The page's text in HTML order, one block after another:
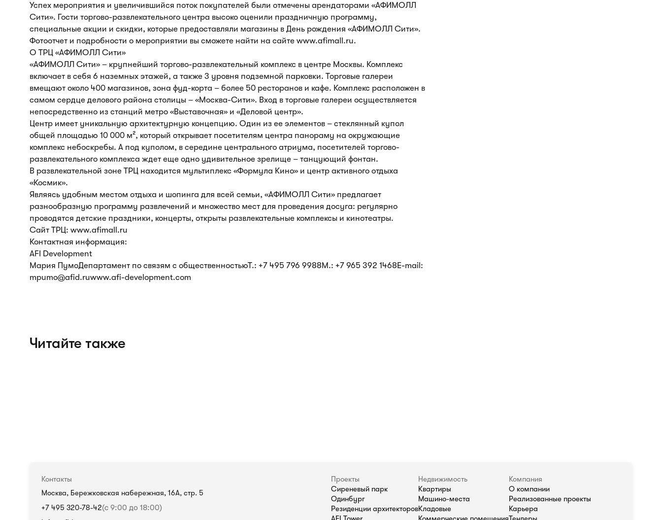
Успех мероприятия и увеличившийся поток покупателей были отмечены арендаторами «АФИМОЛЛ
Сити». Гости торгово-развлекательного центра высоко оценили праздничную программу,
специальные акции и скидки, которые предоставляли магазины в День рождения «АФИМОЛЛ Сити».
Фотоотчет и подробности о мероприятии вы сможете найти на сайте www.afimall.ru.
О ТРЦ «АФИМОЛЛ Сити»
«АФИМОЛЛ Сити» – крупнейший торгово-развлекательный комплекс в центре Москвы. Комплекс
включает в себя 6 наземных этажей, а также 3 уровня подземной парковки. Торговые галереи
вмещают около 400 магазинов, зона фуд-корта – более 50 ресторанов и кафе. Комплекс расположен в
самом сердце делового района столицы – «Москва-Сити». Вход в торговые галереи осуществляется
непосредственно из станций метро «Выставочная» и «Деловой центр».
Центр имеет уникальную архитектурную концепцию. Один из ее элементов – стеклянный купол
общей площадью 10 000 м², который открывает посетителям центра панораму на окружающие
комплекс небоскребы. А под куполом, в середине центрального атриума, посетителей торгово-
развлекательного комплекса ждет еще одно удивительное зрелище – танцующий фонтан.
В развлекательной зоне ТРЦ находится мультиплекс «Формула Кино» и центр активного отдыха
«Космик».
Являясь удобным местом отдыха и шопинга для всей семьи, «АФИМОЛЛ Сити» предлагает
разнообразную программу развлечений и множество мест для проведения досуга: регулярно
проводятся детские праздники, концерты, открыты развлекательные комплексы и кинотеатры.
Сайт ТРЦ: www.afimall.ru
Контактная информация:
AFI Development
Мария ПумоДепартамент по связям с общественностьюТ.: +7 495 796 9988М.: +7 965 392 1468E-mail:
mpumo@afid.ruwww.afi-development.com
Читайте также
Контакты
Москва, Бережковская набережная, 16А, стр. 5
+7 495 320-78-42(с 9:00 до 18:00)
Проекты
Сиреневый парк
Одинбург
Резиденции архитекторов
Недвижимость
Квартиры
Машино-места
Кладовые
Компания
О компании
Реализованные проекты
Карьера